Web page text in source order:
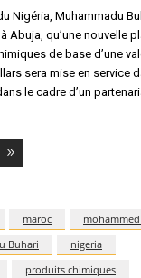
Nigéria, Muhammadu
Abuja, qu’une nouvelle
de base d’une
sera mise en service
le cadre d’un
maroc
mohammed
Buhari
nigeria
produits chimiques